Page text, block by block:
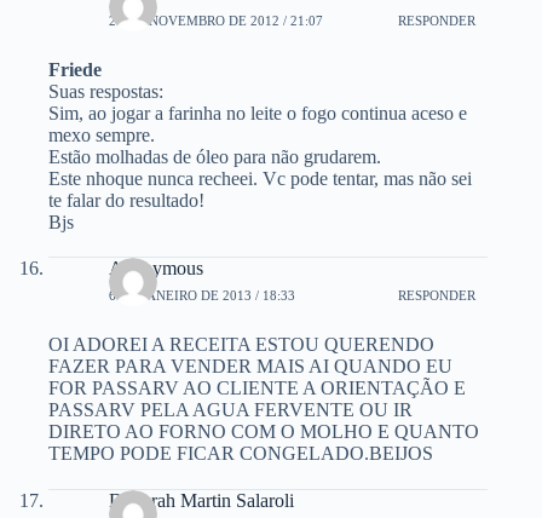
28 DE NOVEMBRO DE 2012 / 21:07 RESPONDER
Friede
Suas respostas:
Sim, ao jogar a farinha no leite o fogo continua aceso e
mexo sempre.
Estão molhadas de óleo para não grudarem.
Este nhoque nunca recheei. Vc pode tentar, mas não sei
te falar do resultado!
Bjs
Anonymous
6 DE JANEIRO DE 2013 / 18:33 RESPONDER
OI ADOREI A RECEITA ESTOU QUERENDO
FAZER PARA VENDER MAIS AI QUANDO EU
FOR PASSARV AO CLIENTE A ORIENTAÇÃO E
PASSARV PELA AGUA FERVENTE OU IR
DIRETO AO FORNO COM O MOLHO E QUANTO
TEMPO PODE FICAR CONGELADO.BEIJOS
Deborah Martin Salaroli